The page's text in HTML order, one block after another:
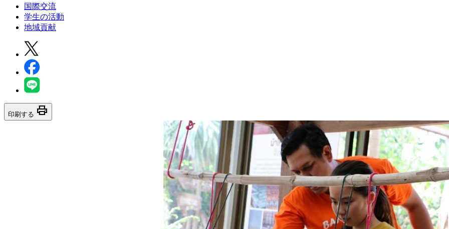
国際交流
学生の活動
地域貢献
印刷する print